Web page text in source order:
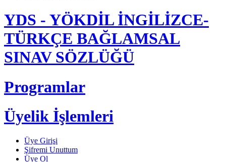
YDS - YÖKDİL İNGİLİZCE-
TÜRKÇE BAĞLAMSAL
SINAV SÖZLÜĞÜ
Programlar
Üyelik İşlemleri
Üye Girişi
Şifremi Unuttum
Üye Ol